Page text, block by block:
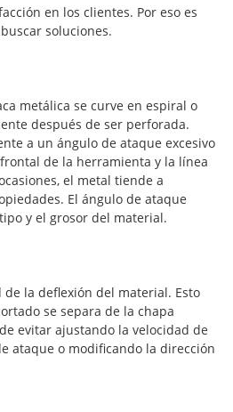
en los clientes. Por eso es
soluciones.
metálica se curve en espiral o
después de ser perforada.
a un ángulo de ataque excesivo
de la herramienta y la línea
el metal tiende a
El ángulo de ataque
y el grosor del material.
de la deflexión del material. Esto
se separa de la chapa
evitar ajustando la velocidad de
ataque o modificando la dirección